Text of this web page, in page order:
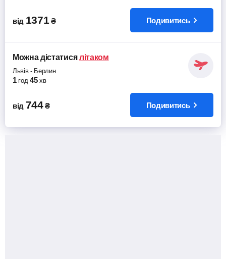
від 1371 ₴ Подивитись
Можна дістатися літаком
Львів- Берлин
1 год 45 хв
від 744 ₴ Подивитись